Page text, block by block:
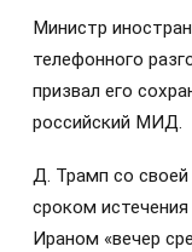
Министр
телефонного
призвал его
российский МИД.
Д. Трамп со своей
сроком
Ираном «вечер